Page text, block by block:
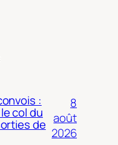
:
col du
de
8
août
2026